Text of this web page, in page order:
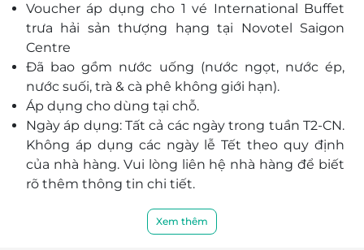
nghiệm trực tiếp.
Thực đơn được thiết kế bởi đầu bếp chuyên
nghiệp, bày trí bắt mắt.
Voucher áp dụng cho 1 vé International Buffet
trưa hải sản thượng hạng tại Novotel Saigon
Centre
Đã bao gồm nước uống (nước ngọt, nước ép,
nước suối, trà & cà phê không giới hạn).
Áp dụng cho dùng tại chỗ.
Ngày áp dụng: Tất cả các ngày trong tuần T2-CN.
Không áp dụng các ngày lễ Tết theo quy định
của nhà hàng. Vui lòng liên hệ nhà hàng để biết
rõ thêm thông tin chi tiết.
Dịch vụ không áp dụng: Không áp dụng mua
Xem thêm